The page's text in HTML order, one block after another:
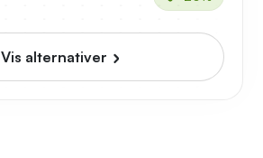
Vis alternativer